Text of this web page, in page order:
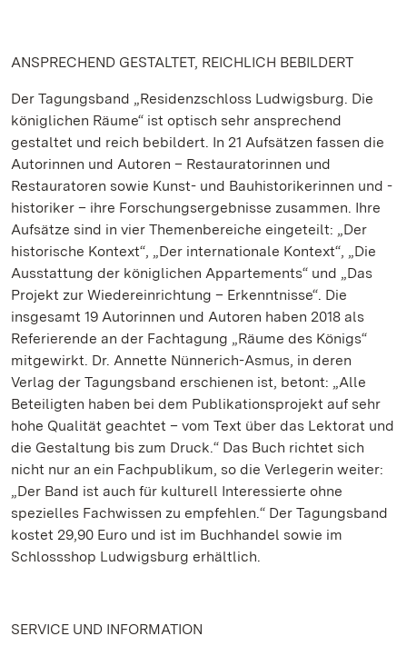
ANSPRECHEND GESTALTET, REICHLICH BEBILDERT
Der Tagungsband „Residenzschloss Ludwigsburg. Die
königlichen Räume“ ist optisch sehr ansprechend
gestaltet und reich bebildert. In 21 Aufsätzen fassen die
Autorinnen und Autoren – Restauratorinnen und
Restauratoren sowie Kunst- und Bauhistorikerinnen und -
historiker – ihre Forschungsergebnisse zusammen. Ihre
Aufsätze sind in vier Themenbereiche eingeteilt: „Der
historische Kontext“, „Der internationale Kontext“, „Die
Ausstattung der königlichen Appartements“ und „Das
Projekt zur Wiedereinrichtung – Erkenntnisse“. Die
insgesamt 19 Autorinnen und Autoren haben 2018 als
Referierende an der Fachtagung „Räume des Königs“
mitgewirkt. Dr. Annette Nünnerich-Asmus, in deren
Verlag der Tagungsband erschienen ist, betont: „Alle
Beteiligten haben bei dem Publikationsprojekt auf sehr
hohe Qualität geachtet – vom Text über das Lektorat und
die Gestaltung bis zum Druck.“ Das Buch richtet sich
nicht nur an ein Fachpublikum, so die Verlegerin weiter:
„Der Band ist auch für kulturell Interessierte ohne
spezielles Fachwissen zu empfehlen.“ Der Tagungsband
kostet 29,90 Euro und ist im Buchhandel sowie im
Schlossshop Ludwigsburg erhältlich.
SERVICE UND INFORMATION